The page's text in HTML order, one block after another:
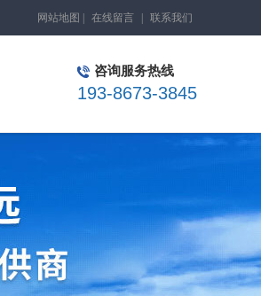
网站地图 在线留言 联系我们
咨询服务热线
193-8673-3845